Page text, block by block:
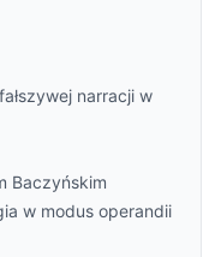
narracji w
Baczyńskim
w modus operandii